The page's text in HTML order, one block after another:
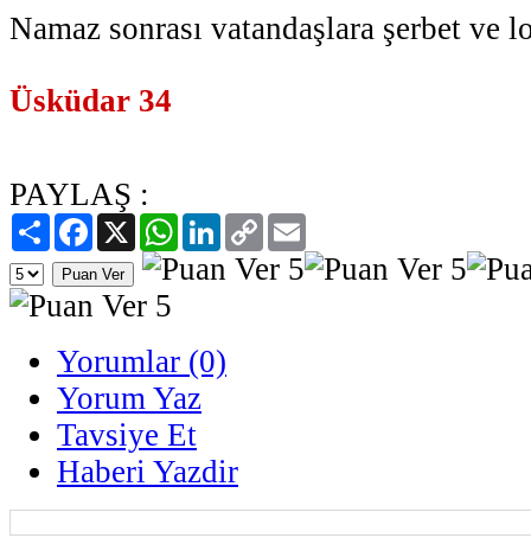
Namaz sonrası vatandaşlara şerbet ve
Üsküdar 34
PAYLAŞ :
PaylaşFacebook
X WhatsAppLinkedIn
Copy
Link
Yorumlar (0)
Yorum Yaz
Tavsiye Et
Haberi Yazdir